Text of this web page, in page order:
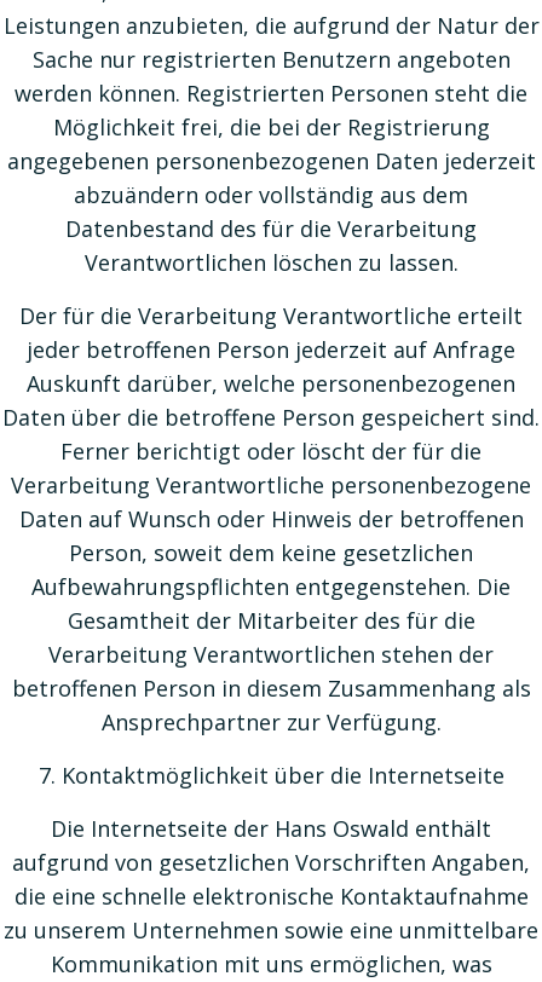
Leistungen anzubieten, die aufgrund der Natur der
Sache nur registrierten Benutzern angeboten
werden können. Registrierten Personen steht die
Möglichkeit frei, die bei der Registrierung
angegebenen personenbezogenen Daten jederzeit
abzuändern oder vollständig aus dem
Datenbestand des für die Verarbeitung
Verantwortlichen löschen zu lassen.
Der für die Verarbeitung Verantwortliche erteilt
jeder betroffenen Person jederzeit auf Anfrage
Auskunft darüber, welche personenbezogenen
Daten über die betroffene Person gespeichert sind.
Ferner berichtigt oder löscht der für die
Verarbeitung Verantwortliche personenbezogene
Daten auf Wunsch oder Hinweis der betroffenen
Person, soweit dem keine gesetzlichen
Aufbewahrungspflichten entgegenstehen. Die
Gesamtheit der Mitarbeiter des für die
Verarbeitung Verantwortlichen stehen der
betroffenen Person in diesem Zusammenhang als
Ansprechpartner zur Verfügung.
7. Kontaktmöglichkeit über die Internetseite
Die Internetseite der Hans Oswald enthält
aufgrund von gesetzlichen Vorschriften Angaben,
die eine schnelle elektronische Kontaktaufnahme
zu unserem Unternehmen sowie eine unmittelbare
Kommunikation mit uns ermöglichen, was